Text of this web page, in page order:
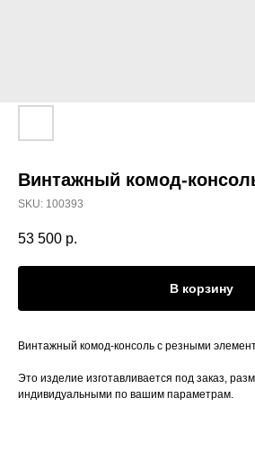
Винтажный комод-
SKU: 100393
53 500 р.
В корзину
Винтажный комод-консоль с резными
Это изделие изготавливается под заказ,
индивидуальными по вашим параметрам.